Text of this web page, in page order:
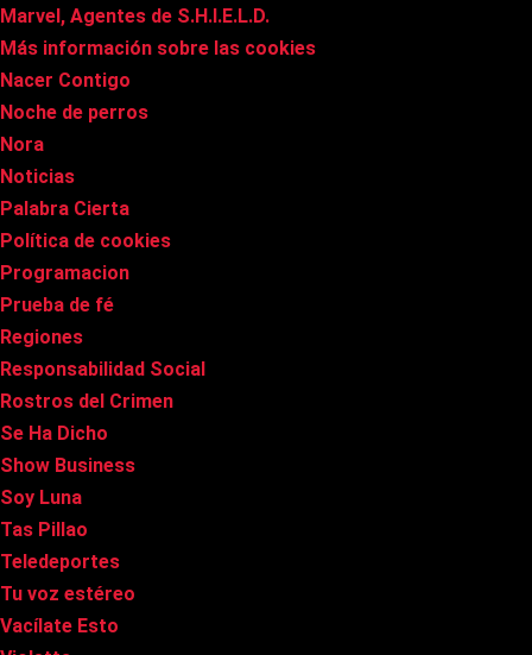
Marvel, Agentes de S.H.I.E.L.D.
Más información sobre las cookies
Nacer Contigo
Noche de perros
Nora
Noticias
Palabra Cierta
Política de cookies
Programacion
Prueba de fé
Regiones
Responsabilidad Social
Rostros del Crimen
Se Ha Dicho
Show Business
Soy Luna
Tas Pillao
Teledeportes
Tu voz estéreo
Vacílate Esto